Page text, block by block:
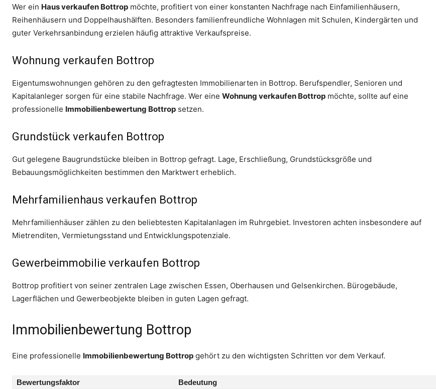
Wer ein Haus verkaufen Bottrop möchte, profitiert von einer konstanten Nachfrage nach Einfamilienhäusern,
Reihenhäusern und Doppelhaushälften. Besonders familienfreundliche Wohnlagen mit Schulen, Kindergärten und
guter Verkehrsanbindung erzielen häufig attraktive Verkaufspreise.
Wohnung verkaufen Bottrop
Eigentumswohnungen gehören zu den gefragtesten Immobilienarten in Bottrop. Berufspendler, Senioren und
Kapitalanleger sorgen für eine stabile Nachfrage. Wer eine Wohnung verkaufen Bottrop möchte, sollte auf eine
professionelle Immobilienbewertung Bottrop setzen.
Grundstück verkaufen Bottrop
Gut gelegene Baugrundstücke bleiben in Bottrop gefragt. Lage, Erschließung, Grundstücksgröße und
Bebauungsmöglichkeiten bestimmen den Marktwert erheblich.
Mehrfamilienhaus verkaufen Bottrop
Mehrfamilienhäuser zählen zu den beliebtesten Kapitalanlagen im Ruhrgebiet. Investoren achten insbesondere auf
Mietrenditen, Vermietungsstand und Entwicklungspotenziale.
Gewerbeimmobilie verkaufen Bottrop
Bottrop profitiert von seiner zentralen Lage zwischen Essen, Oberhausen und Gelsenkirchen. Bürogebäude,
Lagerflächen und Gewerbeobjekte bleiben in guten Lagen gefragt.
Immobilienbewertung Bottrop
Eine professionelle Immobilienbewertung Bottrop gehört zu den wichtigsten Schritten vor dem Verkauf.
Bewertungsfaktor Bedeutung